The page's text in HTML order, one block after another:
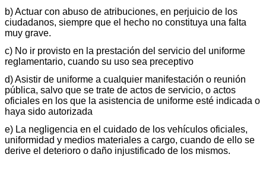
b) Actuar con abuso de atribuciones, en perjuicio de los
ciudadanos, siempre que el hecho no constituya una falta
muy grave.
c) No ir provisto en la prestación del servicio del uniforme
reglamentario, cuando su uso sea preceptivo
d) Asistir de uniforme a cualquier manifestación o reunión
pública, salvo que se trate de actos de servicio, o actos
oficiales en los que la asistencia de uniforme esté indicada o
haya sido autorizada
e) La negligencia en el cuidado de los vehículos oficiales,
uniformidad y medios materiales a cargo, cuando de ello se
derive el deterioro o daño injustificado de los mismos.